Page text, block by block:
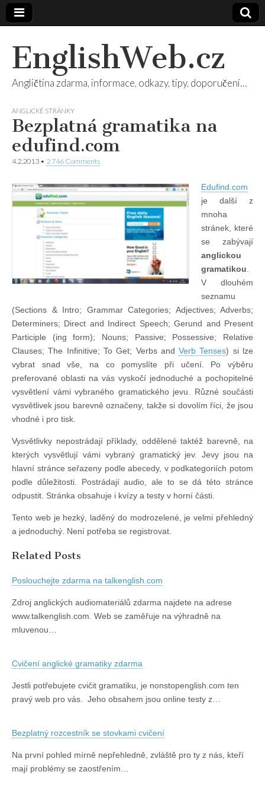
EnglishWeb.cz
Angličtina zdarma, informace, odkazy, tipy, doporučení…
ANGLICKÉ STRÁNKY
Bezplatná gramatika na
edufind.com
4.2.2013 • 2 746 Comments
Edufind.com
je další z
mnoha
stránek, které
se zabývají
anglickou
gramatikou
V dlouhém
seznamu
(Sections & Intro; Grammar Categories; Adjectives; Adverbs;
Determiners; Direct and Indirect Speech; Gerund and Present
Participle (ing form); Nouns; Passive; Possessive; Relative
Clauses; The Infinitive; To Get; Verbs andVerb Tenses) si lze
vybrat snad vše, na co pomyslíte při učení. Po výběru
preferované oblasti na vás vyskočí jednoduché a pochopitelné
vysvětlení vámi vybraného gramatického jevu. Různé součásti
vysvětlivek jsou barevně označeny, takže si dovolím říci, že jsou
vhodné i pro tisk.
Vysvětlivky nepostrádají příklady, oddělené taktéž barevně, na
kterých vysvětlují vámi vybraný gramatický jev. Jevy jsou na
hlavní stránce seřazeny podle abecedy, v podkategoriích potom
podle důležitosti. Postrádají audio, ale to se dá této stránce
odpustit. Stránka obsahuje i kvízy a testy v horní části.
Tento web je hezký, laděný do modrozelené, je velmi přehledný
a jednoduchý. Není potřeba se registrovat.
Related Posts
Poslouchejte zdarma na talkenglish.com
Zdroj anglických audiomateriálů zdarma najdete na adrese
www.talkenglish.com. Web se zaměřuje na výhradně na
mluvenou…
Cvičení anglické gramatiky zdarma
Jestli potřebujete cvičit gramatiku, je nonstopenglish.com ten
pravý web pro vás. Jeho obsahem jsou online testy z…
Bezplatný rozcestník se stovkami cvičení
Na první pohled mírně nepřehledně, zvláště pro ty z nás, kteří
mají problémy se zaostřením…